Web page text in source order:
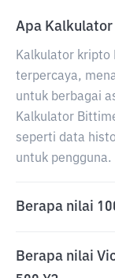
Apa
Kalkulator kripto
terpercaya,
untuk berbagai
Kalkulator
seperti data
untuk pengguna.
Berapa nilai
Berapa nilai